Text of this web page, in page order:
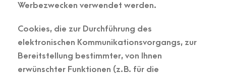
Werbezwecken verwendet werden.
Cookies, die zur Durchführung des
elektronischen Kommunikationsvorgangs, zur
Bereitstellung bestimmter, von Ihnen
erwünschter Funktionen (z. B. für die